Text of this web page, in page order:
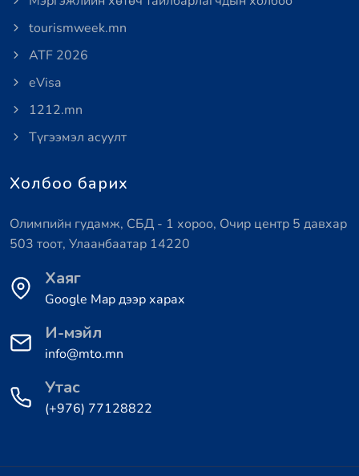
tourismweek.mn
ATF 2026
eVisa
1212.mn
Түгээмэл асуулт
Холбоо барих
Олимпийн гудамж, СБД - 1 хороо, Очир центр 5 давхар
503 тоот, Улаанбаатар 14220
Хаяг
Google Map дээр харах
И-мэйл
info@mto.mn
Утас
(+976) 77128822